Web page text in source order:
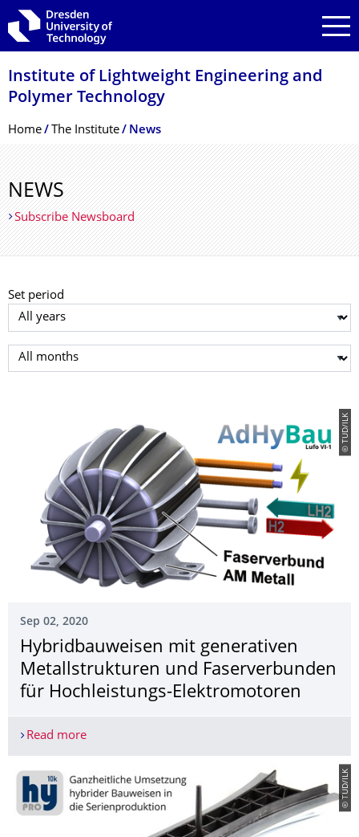
Skip to main navigation
Skip to search
Skip to content
Institute of Lightweight Engineering and
Polymer Technology
Breadcrumb Menu
Home The Institute News
NEWS
Subscribe Newsboard
Set period
Select year
Select month
© TUD/ILK
Sep 02, 2020
Hybridbauweisen mit generativen
Metallstrukturen und Faserverbunden
für Hochleistungs-Elektromotoren
Read moreHybridbauweisen mit generativen
© TUD/ILK